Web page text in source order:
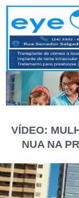
VÍDEO:
NUA NA